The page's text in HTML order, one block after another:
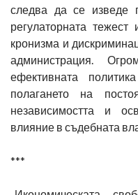
следва да се изведе
регулаторната
кронизма и
администрация.
ефективната
полагането на
независимостта и
влияние в съдебната
***